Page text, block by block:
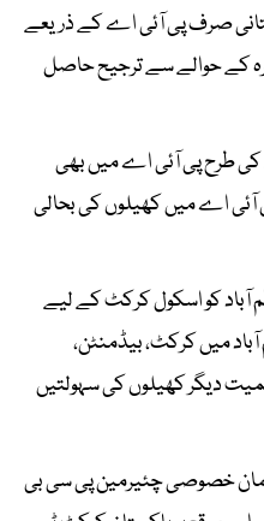
صرف پی آئی اے کے ذریعے
کے حوالے سے ترجیح حاصل
کی طرح پی آئی اے میں بھی
آئی اے میں کھیلوں کی بحالی
آباد کو اسکول کرکٹ کے لیے
میں کرکٹ، بیڈمنٹن،
دیگر کھیلوں کی سہولتیں
خصوصی چئیرمین پی سی بی